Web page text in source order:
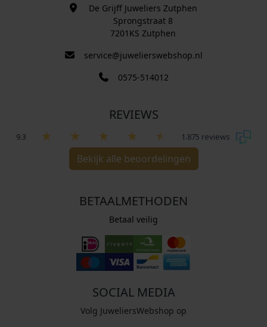
De Grijff Juweliers Zutphen
Sprongstraat 8
7201KS Zutphen
service@juwelierswebshop.nl
0575-514012
REVIEWS
9.3 1.875 reviews
Bekijk alle beoordelingen
BETAALMETHODEN
Betaal veilig
SOCIAL MEDIA
Volg JuweliersWebshop op